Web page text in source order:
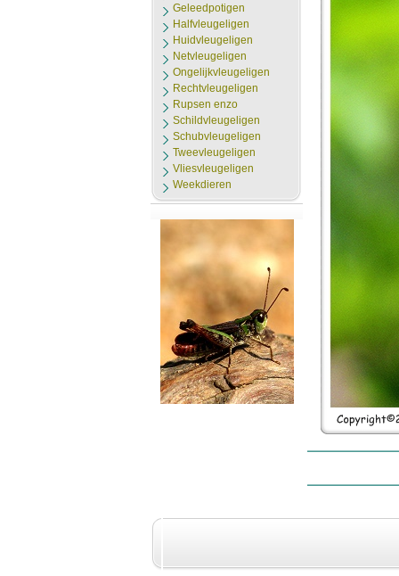
Geleedpotigen
Halfvleugeligen
Huidvleugeligen
Netvleugeligen
Ongelijkvleugeligen
Rechtvleugeligen
Rupsen enzo
Schildvleugeligen
Schubvleugeligen
Tweevleugeligen
Vliesvleugeligen
Weekdieren